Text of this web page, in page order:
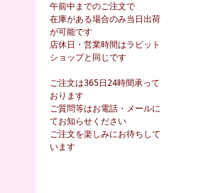
午前中までのご注文で
在庫がある場合のみ当日出荷
が可能です
店休日・営業時間はラビット
ショップと同じです
ご注文は365日24時間承って
おります
ご質問等はお電話・メールに
てお知らせください
ご注文を楽しみにお待ちして
います